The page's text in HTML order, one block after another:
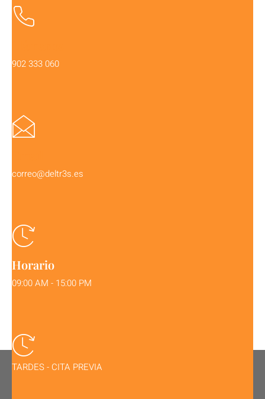
902 333 060
correo@deltr3s.es
Horario
09:00 AM - 15:00 PM
TARDES - CITA PREVIA